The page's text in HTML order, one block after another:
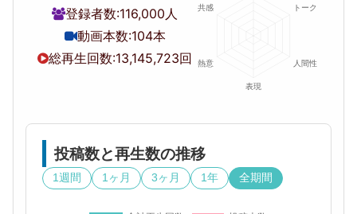
登録者数:116,000人
動画本数:104本
総再生回数:13,145,723回
投稿数と再生数の推移
1週間 1ヶ月 3ヶ月 1年 全期間